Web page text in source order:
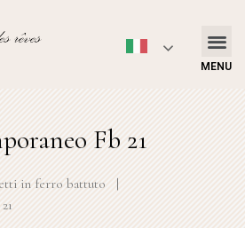
MENU
Fb 21
in ferro battuto
|